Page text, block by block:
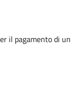
il pagamento di un